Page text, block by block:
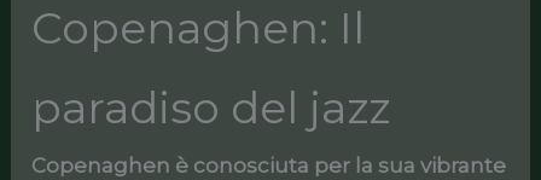
Copenaghen: Il
paradiso del jazz
Copenaghen è conosciuta per la sua vibrante